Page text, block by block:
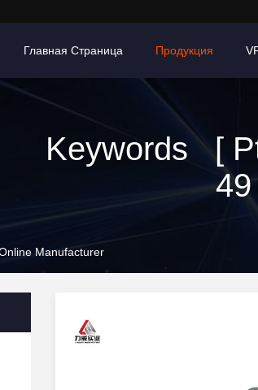
Главная Страница Продукция
Keywords [
Manufacturer